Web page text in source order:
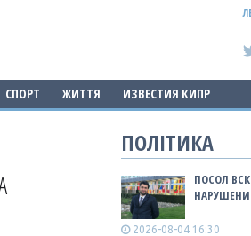
СПОРТ ЖИТТЯ ИЗВЕСТИЯ КИПР
ПОЛІТИКА
ПОСОЛ
2026-08-04 16:30